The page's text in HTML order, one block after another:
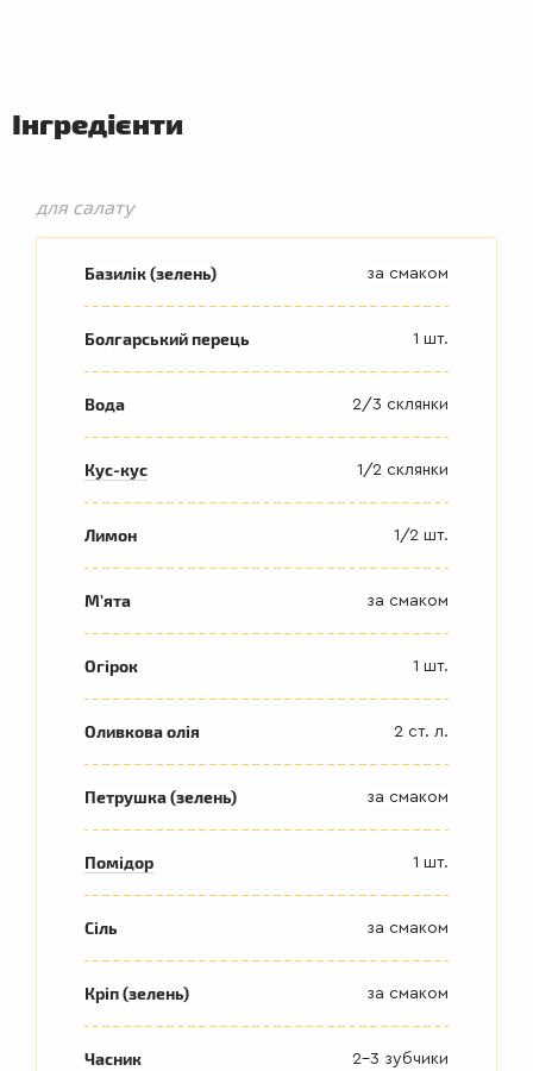
Інгредієнти
для салату
Базилік (зелень) за смаком
Болгарський перець 1 шт.
Вода 2/3 склянки
Кус-кус 1/2 склянки
Лимон 1/2 шт.
М'ята за смаком
Огірок 1 шт.
Оливкова олія 2 ст. л.
Петрушка (зелень) за смаком
Помідор 1 шт.
Сіль за смаком
Кріп (зелень) за смаком
Часник 2-3 зубчики